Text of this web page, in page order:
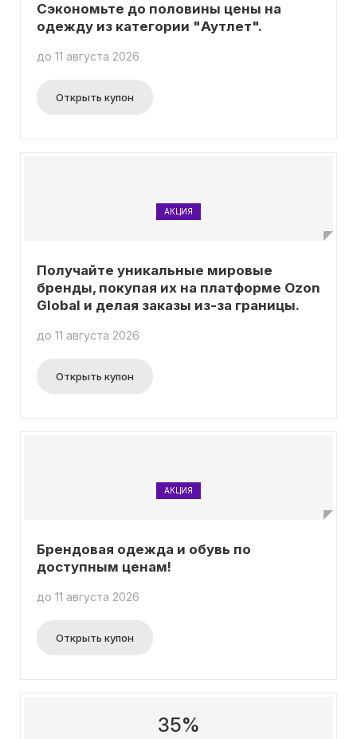
Сэкономьте до половины цены на
одежду из категории "Аутлет".
до 11 августа 2026
Открыть купон
АКЦИЯ
Получайте уникальные мировые
бренды, покупая их на платформе Ozon
Global и делая заказы из-за границы.
до 11 августа 2026
Открыть купон
АКЦИЯ
Брендовая одежда и обувь по
доступным ценам!
до 11 августа 2026
Открыть купон
35%